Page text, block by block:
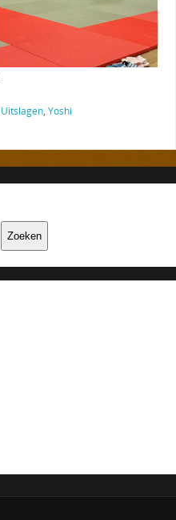
Uitslagen, Yoshi
Zoeken